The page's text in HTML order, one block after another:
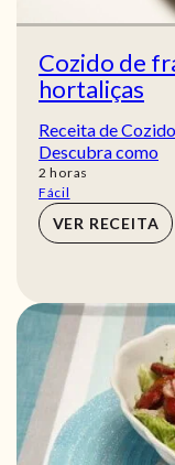
Cozido de
hortaliças
Receita de
Descubra como
2 horas
horas
Fácil
VER RECEITA